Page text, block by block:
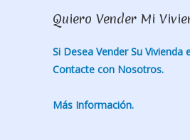
Quiero Vender Mi
Si Desea Vender Su Vivienda
Contacte con Nosotros.
Más Información.